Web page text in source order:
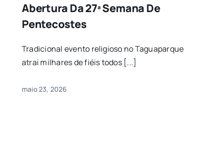
Abertura Da 27ª Semana De
Pentecostes
Tradicional evento religioso no Taguaparque
atrai milhares de fiéis todos [...]
maio 23, 2026